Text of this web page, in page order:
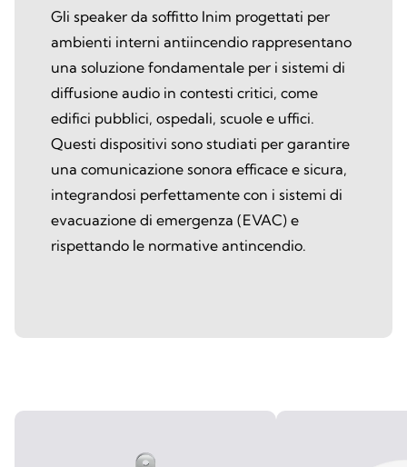
Gli speaker da soffitto Inim progettati per
ambienti interni antiincendio rappresentano
una soluzione fondamentale per i sistemi di
diffusione audio in contesti critici, come
edifici pubblici, ospedali, scuole e uffici.
Questi dispositivi sono studiati per garantire
una comunicazione sonora efficace e sicura,
integrandosi perfettamente con i sistemi di
evacuazione di emergenza (EVAC) e
rispettando le normative antincendio.